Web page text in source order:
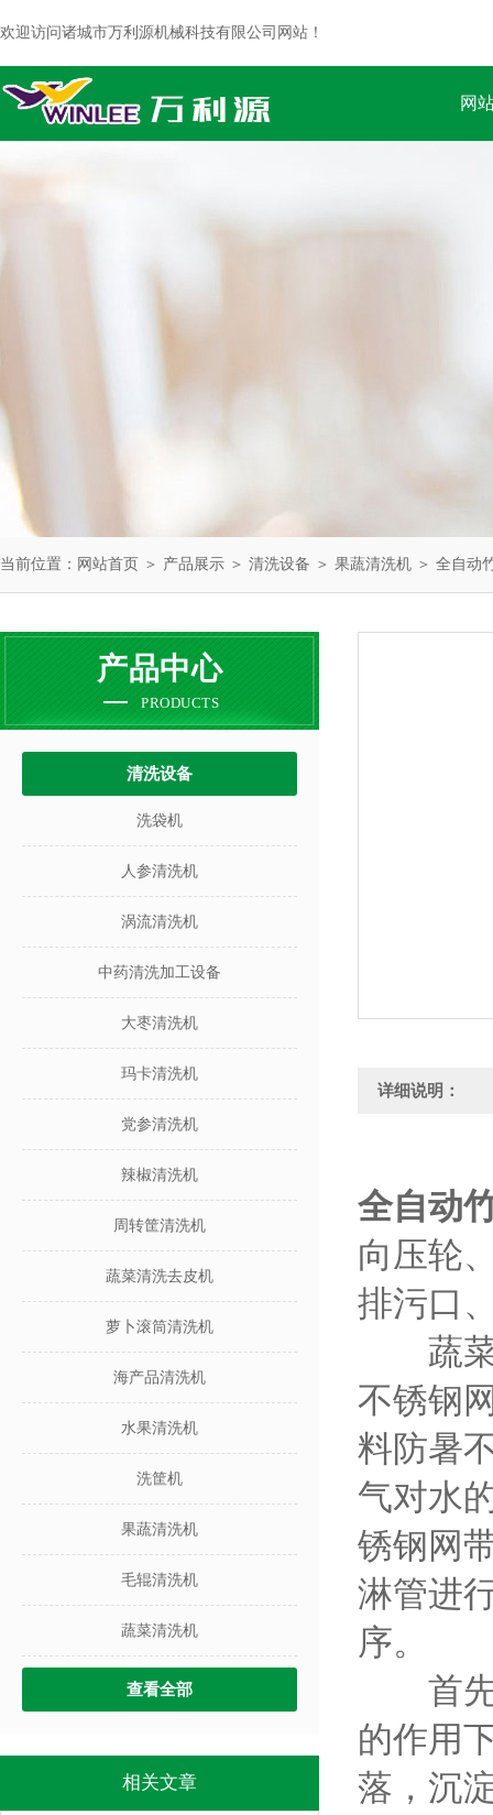
欢迎访问诸城市万利源机械科技有限公司网站！
网
当前位置： 网站首页 ＞ 产品展示 ＞ 清洗设备 ＞ 果蔬清洗机 ＞ 全自动
产品中心
PRODUCTS
清洗设备
洗袋机
人参清洗机
涡流清洗机
中药清洗加工设备
大枣清洗机
玛卡清洗机
党参清洗机
辣椒清洗机
周转筐清洗机
蔬菜清洗去皮机
萝卜滚筒清洗机
海产品清洗机
水果清洗机
洗筐机
果蔬清洗机
毛辊清洗机
蔬菜清洗机
查看全部
相关文章
详细说明：
全自动
向压轮
排污口
蔬菜
不锈钢
料防暑
气对水
锈钢网
淋管进
序。
首先
的作用
落，沉